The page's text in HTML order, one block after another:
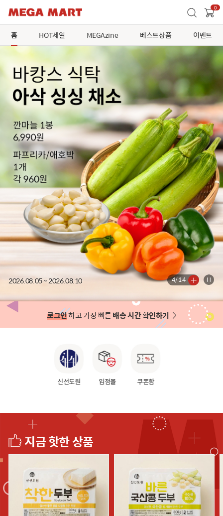
0
홈 HOT세일 MEGAzine 베스트상품 이벤트
2026.08.05 ~ 2026.08.10 5/14
로그인하고 가장 빠른배송 시간 확인하기
신선도원 입점몰 쿠폰함
지금 핫한 상품